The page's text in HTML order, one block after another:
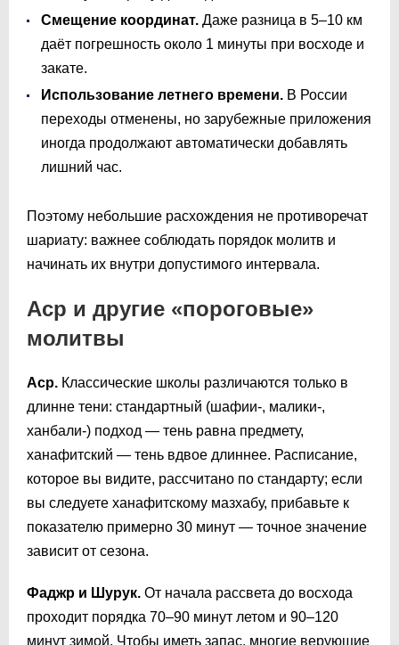
Смещение координат. Даже разница в 5–10 км
даёт погрешность около 1 минуты при восходе и
закате.
Использование летнего времени. В России
переходы отменены, но зарубежные приложения
иногда продолжают автоматически добавлять
лишний час.
Поэтому небольшие расхождения не противоречат
шариату: важнее соблюдать порядок молитв и
начинать их внутри допустимого интервала.
Аср и другие «пороговые»
молитвы
Аср. Классические школы различаются только в
длинне тени: стандартный (шафии-, малики-,
ханбали-) подход — тень равна предмету,
ханафитский — тень вдвое длиннее. Расписание,
которое вы видите, рассчитано по стандарту; если
вы следуете ханафитскому мазхабу, прибавьте к
показателю примерно 30 минут — точное значение
зависит от сезона.
Фаджр и Шурук. От начала рассвета до восхода
проходит порядка 70–90 минут летом и 90–120
минут зимой. Чтобы иметь запас, многие верующие